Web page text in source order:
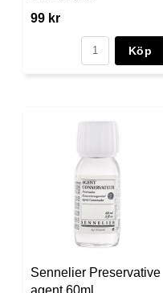
99 kr
Köp
Sennelier Preservative
agent 60ml